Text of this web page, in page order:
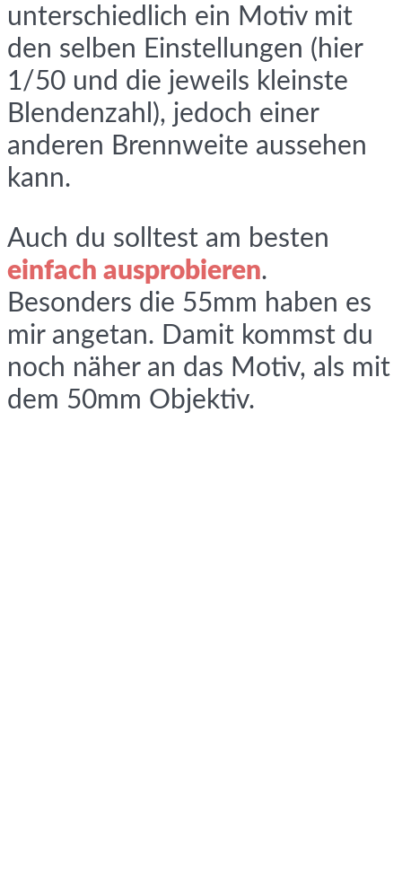
unterschiedlich ein Motiv mit
den selben Einstellungen (hier
1/50 und die jeweils kleinste
Blendenzahl), jedoch einer
anderen Brennweite aussehen
kann.
Auch du solltest am besten
einfach ausprobieren.
Besonders die 55mm haben es
mir angetan. Damit kommst du
noch näher an das Motiv, als mit
dem 50mm Objektiv.